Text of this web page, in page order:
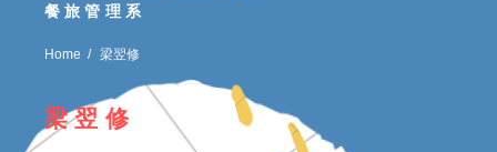
餐旅管理系
Home 梁翌修
梁翌修